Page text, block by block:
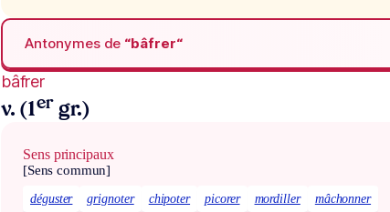
Antonymes de “bâfrer“
bâfrer
v. (1er gr.)
Sens principaux
[Sens commun]
déguster grignoter chipoter picorer mordiller mâchonner